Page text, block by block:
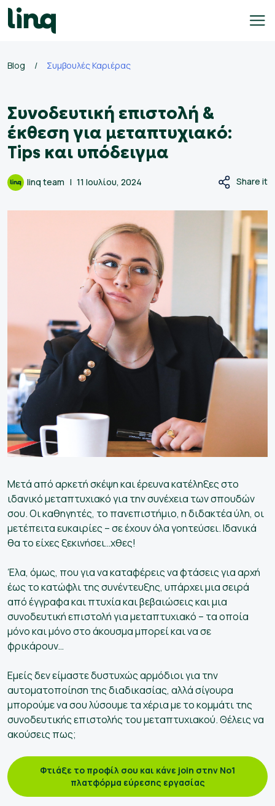
Skip
to
Blog / Συμβουλές Καριέρας
Συνοδευτική επιστολή &
έκθεση για μεταπτυχιακό:
Tips και υπόδειγμα
linq team 11 Ιουλίου, 2024 Share it
Μετά από αρκετή σκέψη και έρευνα κατέληξες στο
ιδανικό μεταπτυχιακό για την συνέχεια των σπουδών
σου. Οι καθηγητές, το πανεπιστήμιο, η διδακτέα ύλη, οι
μετέπειτα ευκαιρίες – σε έχουν όλα γοητεύσει. Ιδανικά
θα το είχες ξεκινήσει…χθες!
Έλα, όμως, που για να καταφέρεις να φτάσεις για αρχή
έως το κατώφλι της συνέντευξης, υπάρχει μια σειρά
από έγγραφα και πτυχία και βεβαιώσεις και μια
συνοδευτική επιστολή για μεταπτυχιακό – τα οποία
μόνο και μόνο στο άκουσμα μπορεί και να σε
φρικάρουν…
Εμείς δεν είμαστε δυστυχώς αρμόδιοι για την
αυτοματοποίηση της διαδικασίας, αλλά σίγουρα
μπορούμε να σου λύσουμε τα χέρια με το κομμάτι της
συνοδευτικής επιστολής του μεταπτυχιακού. Θέλεις να
ακούσεις πως;
Φτιάξε το προφίλ σου και κάνε join στην No1
πλατφόρμα εύρεσης εργασίας
Ελληνικά